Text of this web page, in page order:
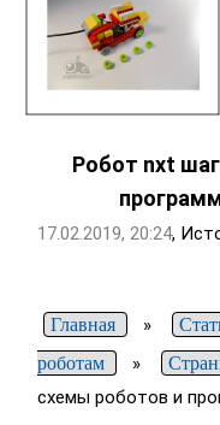
Робот nxt
17.02.2019, 20:24,
Главная »
роботам
»
схемы роботов и